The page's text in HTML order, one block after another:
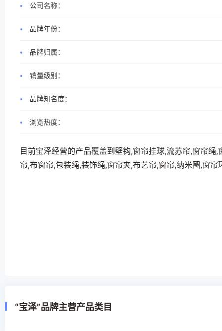
公司名称：
品牌年份：
品牌归属：
销量级别：
品牌知名度：
浏览热度：
目前宝泽经营的产品覆盖到壁钩,窗帘挂球,流苏帘,窗帘
帘,布窗帘,包装绳,装饰绳,窗帘夹,布艺帘,窗帘,纳米圈,窗帘
“宝泽”品牌主营产品类目